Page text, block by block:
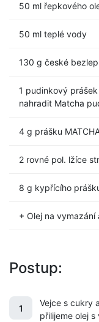
50 ml řepkového
50 ml teplé vody
130 g české
1 pudinkový
nahradit Matcha
4 g prášku
2 rovné pol. lžíce
8 g kypřícího
+ Olej na
Postup:
1
Vejce s cukry
přilijeme olej